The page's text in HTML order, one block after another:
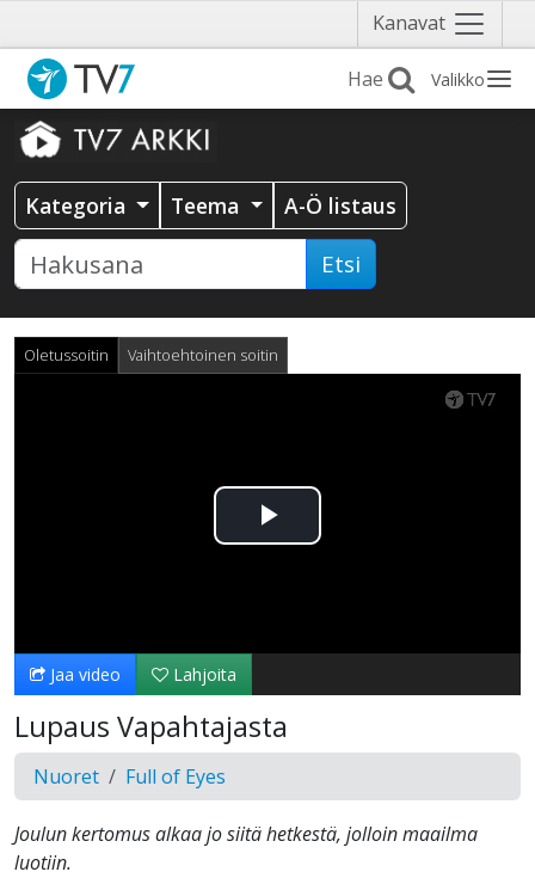
Kanavat Näytä
valikko
Valikko
Kategoria Teema A-Ö listaus
Etsi
Oletussoitin Vaihtoehtoinen soitin
Toista
Jaa video Lahjoita
Lupaus Vapahtajasta
Nuoret Full of Eyes
Joulun kertomus alkaa jo siitä hetkestä, jolloin maailma
luotiin.